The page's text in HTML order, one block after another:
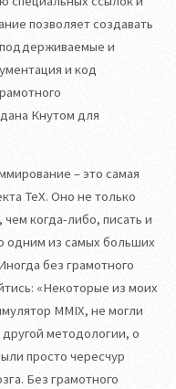
позволяет создавать
и
и код
Кнутом для
– это самая
TeX. Оно не только
когда-либо, писать и
одним из самых больших
без грамотного
«Некоторые из моих
MMIX, не могли
методологии, о
просто чересчур
Без грамотного